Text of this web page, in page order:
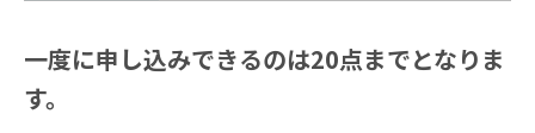
一度に申し込みできるのは20点までとなりま
す。